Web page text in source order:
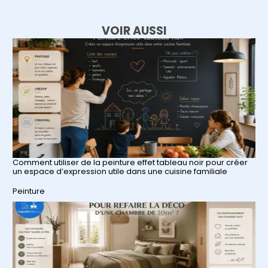
VOIR AUSSI
Comment utiliser de la peinture effet tableau noir pour créer
un espace d’expression utile dans une cuisine familiale
Par rapport à
Peinture